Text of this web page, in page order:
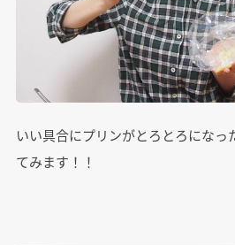
いい具合にプリンがとろとろになっ
てみます！！